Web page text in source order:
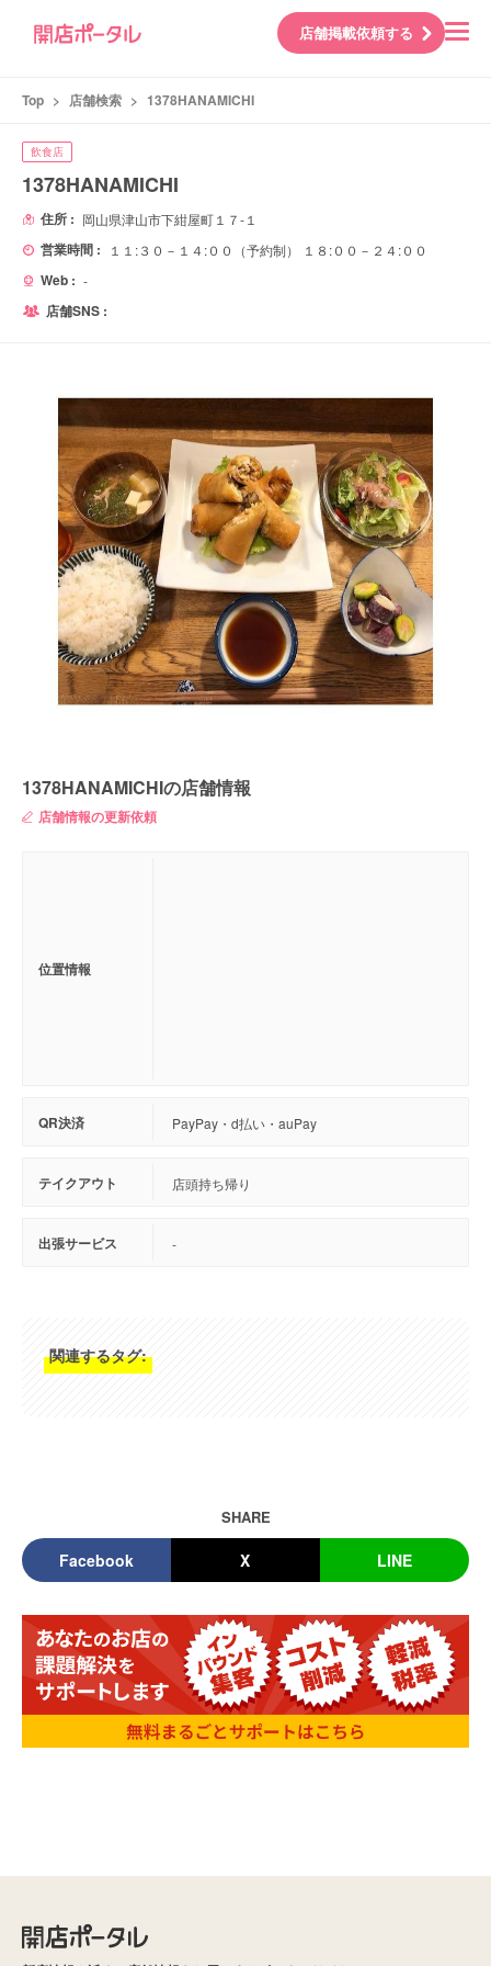
店舗掲載依頼する
Top > 店舗検索 > 1378HANAMICHI
飲食店
1378HANAMICHI
住所 : 岡山県津山市下紺屋町１７-１
営業時間 : １１:３０－１４:００（予約制） １８:００－２４:００
Web : -
店舗SNS :
1378HANAMICHIの店舗情報
店舗情報の更新依頼
位置情報
QR決済 PayPay・d払い・auPay
テイクアウト 店頭持ち帰り
出張サービス -
関連するタグ:
SHARE
Facebook X LINE